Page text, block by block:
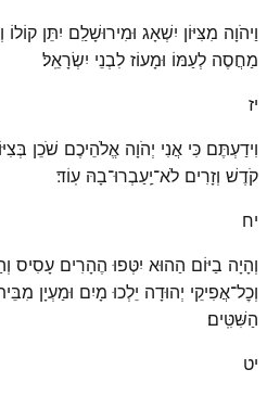
וַיהֹוָה מִצִּיּוֹן יִשְׁאָג וּמִירוּשָׁלַ͏ִם יִתֵּן
מַחֲסֶה לְעַמּוֹ וּמָעוֹז לִבְנֵי יִשְׂרָאֵֽל׃
יז
וִידַעְתֶּם כִּי אֲנִי יְהֹוָה אֱלֹהֵיכֶם שֹׁכֵן
קֹדֶשׁ וְזָרִים לֹא־יַֽעַבְרוּ־בָהּ עֽוֹד׃
יח
וְהָיָה בַיּוֹם הַהוּא יִטְּפוּ הֶהָרִים עָסִיס
וְכׇל־אֲפִיקֵי יְהוּדָה יֵלְכוּ מָיִם וּמַעְיָן
הַשִּׁטִּֽים׃
יט